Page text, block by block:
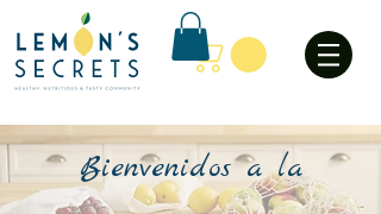
Bienvenidos a la